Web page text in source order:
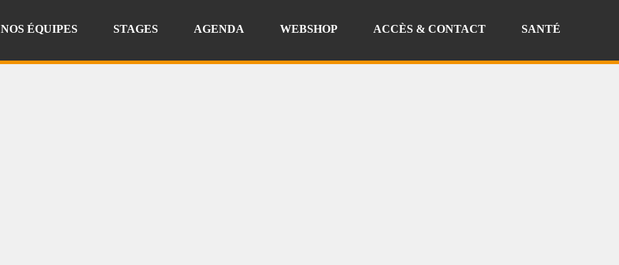
NOS ÉQUIPES STAGES AGENDA WEBSHOP ACCÈS & CONTACT SANTÉ